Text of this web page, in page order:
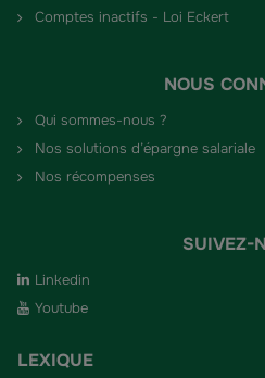
Comptes inactifs - Loi Eckert
NOUS
Qui sommes-nous ?
Nos solutions d’épargne salariale
Nos récompenses
SUIVEZ-
Linkedin
Youtube
LEXIQUE